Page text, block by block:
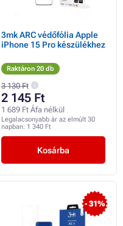
3mk ARC védőfólia Apple
iPhone 15 Pro készülékhez
Raktáron 20 db
3 130 Ft
2 145 Ft
1 689 Ft Áfa nélkül
Legalacsonyabb ár az elmúlt 30
napban: 1 340 Ft
Kosárba
- 31%